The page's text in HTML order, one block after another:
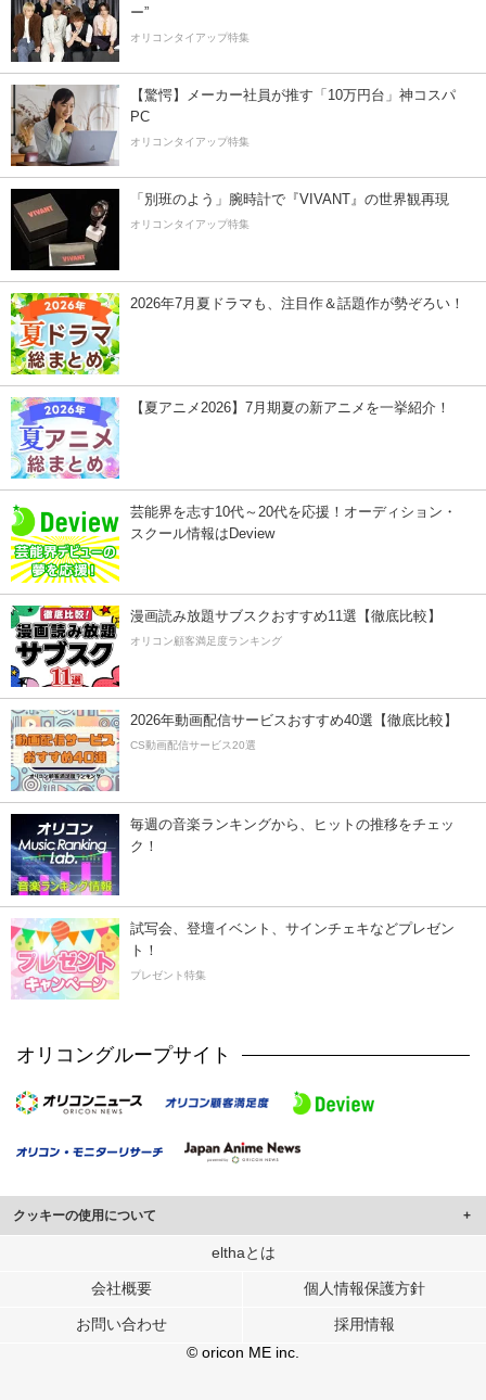
ー”
オリコンタイアップ特集
【驚愕】メーカー社員が推す「10万円台」神コスパ
PC
オリコンタイアップ特集
「別班のよう」腕時計で『VIVANT』の世界観再現
オリコンタイアップ特集
2026年7月夏ドラマも、注目作＆話題作が勢ぞろい！
【夏アニメ2026】7月期夏の新アニメを一挙紹介！
芸能界を志す10代～20代を応援！オーディション・
スクール情報はDeview
漫画読み放題サブスクおすすめ11選【徹底比較】
オリコン顧客満足度ランキング
2026年動画配信サービスおすすめ40選【徹底比較】
CS動画配信サービス20選
毎週の音楽ランキングから、ヒットの推移をチェッ
ク！
試写会、登壇イベント、サインチェキなどプレゼン
ト！
プレゼント特集
オリコングループサイト
クッキーの使用について
このサイトでは Cookie を使用して、ユーザーに合わせたコンテンツや広告の
行っています。
メディアや広告配信、データ解析の各パートナーに提供しています。
各パートナーは、この情報とユーザーが各パートナーに提供した他の情報や、
ユーザーが各パートナーのサービスを使用したときに収集した他の情報を組み
elthaとは
会社概要 個人情報保護方針
お問い合わせ
採用情報
© oricon ME inc.